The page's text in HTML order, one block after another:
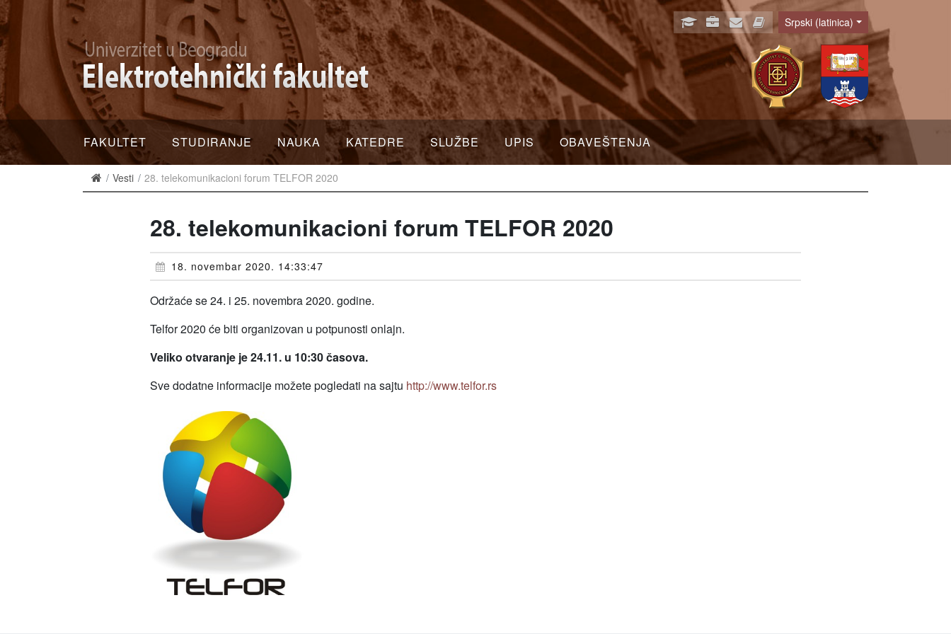
Language
Srpski (latinica)
FAKULTET STUDIRANJE NAUKA KATEDRE SLUŽBE UPIS OBAVEŠTENJA
Vesti 28. telekomunikacioni forum TELFOR 2020
28. telekomunikacioni forum TELFOR 2020
18. novembar 2020. 14:33:47
Održaće se 24. i 25. novembra 2020. godine.
Telfor 2020 će biti organizovan u potpunosti onlajn.
Veliko otvaranje je 24.11. u 10:30 časova.
Sve dodatne informacije možete pogledati na sajtu http://www.telfor.rs